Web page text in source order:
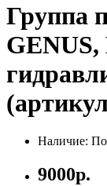
Группа
Наличие:
9000р.